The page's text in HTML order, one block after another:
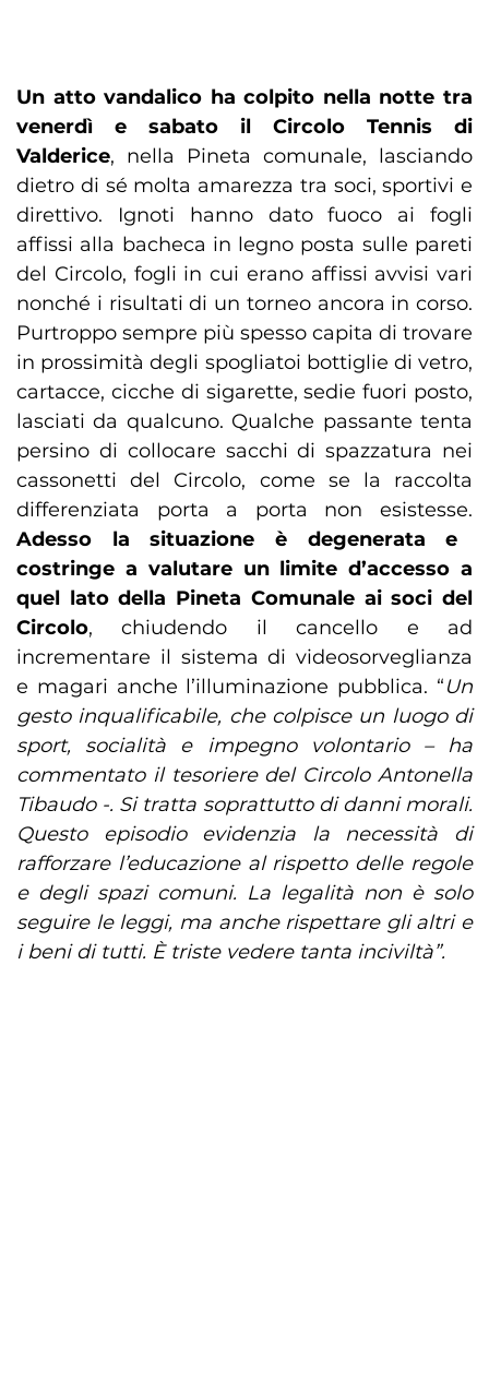
Un atto vandalico ha colpito nella notte tra
venerdì e sabato il Circolo Tennis di
Valderice, nella Pineta comunale, lasciando
dietro di sé molta amarezza tra soci, sportivi e
direttivo. Ignoti hanno dato fuoco ai fogli
affissi alla bacheca in legno posta sulle pareti
del Circolo, fogli in cui erano affissi avvisi vari
nonché i risultati di un torneo ancora in corso.
Purtroppo sempre più spesso capita di trovare
in prossimità degli spogliatoi bottiglie di vetro,
cartacce, cicche di sigarette, sedie fuori posto,
lasciati da qualcuno. Qualche passante tenta
persino di collocare sacchi di spazzatura nei
cassonetti del Circolo, come se la raccolta
differenziata porta a porta non esistesse.
Adesso la situazione è degenerata e
costringe a valutare un limite d’accesso a
quel lato della Pineta Comunale ai soci del
Circolo, chiudendo il cancello e ad
incrementare il sistema di videosorveglianza
e magari anche l’illuminazione pubblica. “Un
gesto inqualificabile, che colpisce un luogo di
sport, socialità e impegno volontario – ha
commentato il tesoriere del Circolo Antonella
Tibaudo -. Si tratta soprattutto di danni morali.
Questo episodio evidenzia la necessità di
rafforzare l’educazione al rispetto delle regole
e degli spazi comuni. La legalità non è solo
seguire le leggi, ma anche rispettare gli altri e
i beni di tutti. È triste vedere tanta inciviltà”.